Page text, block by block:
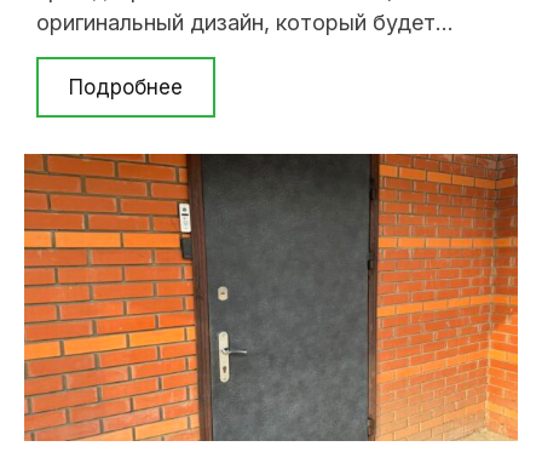
оригинальный дизайн, который будет
радовать вас на протяжении длительного
времени. Обшивка входных дверей МДФ
панелями – это те услуги, которые
предлагает наша компания. Мы занимаем
одно из лидирующих мест на
специализированном рынке, и работает
там уже более 15 лет. Качество нашей
продукции ...
Подробнее